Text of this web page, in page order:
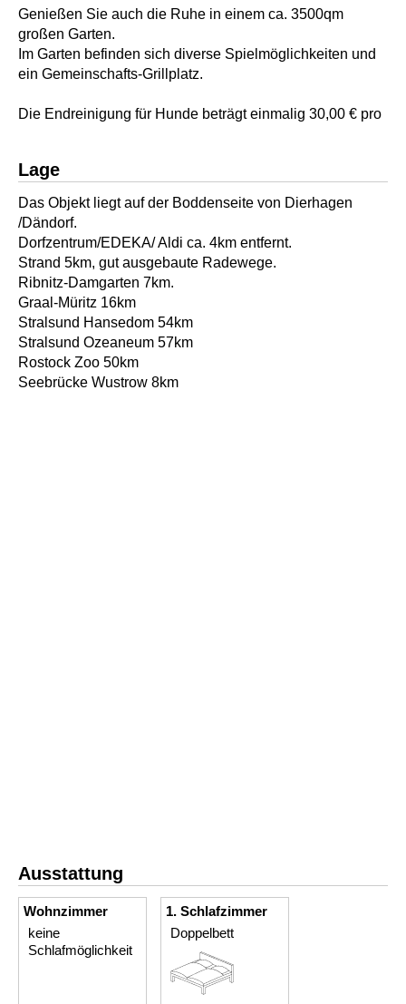
Genießen Sie auch die Ruhe in einem ca. 3500qm
großen Garten.
Im Garten befinden sich diverse Spielmöglichkeiten und
ein Gemeinschafts-Grillplatz.
Die Endreinigung für Hunde beträgt einmalig 30,00 € pro
Lage
Das Objekt liegt auf der Boddenseite von Dierhagen
/Dändorf.
Dorfzentrum/EDEKA/ Aldi ca. 4km entfernt.
Strand 5km, gut ausgebaute Radewege.
Ribnitz-Damgarten 7km.
Graal-Müritz 16km
Stralsund Hansedom 54km
Stralsund Ozeaneum 57km
Rostock Zoo 50km
Seebrücke Wustrow 8km
Ausstattung
Wohnzimmer
keine
Schlafmöglichkeit
1. Schlafzimmer
Doppelbett